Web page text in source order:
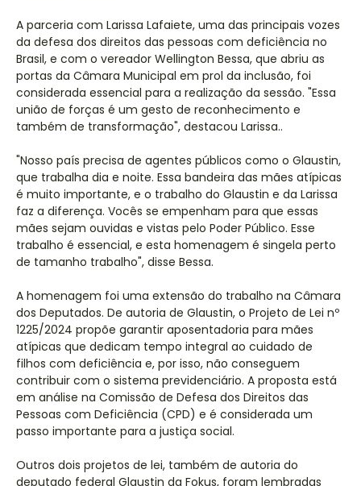
A parceria com Larissa Lafaiete, uma das principais vozes
da defesa dos direitos das pessoas com deficiência no
Brasil, e com o vereador Wellington Bessa, que abriu as
portas da Câmara Municipal em prol da inclusão, foi
considerada essencial para a realização da sessão. "Essa
união de forças é um gesto de reconhecimento e
também de transformação", destacou Larissa..
"Nosso país precisa de agentes públicos como o Glaustin,
que trabalha dia e noite. Essa bandeira das mães atípicas
é muito importante, e o trabalho do Glaustin e da Larissa
faz a diferença. Vocês se empenham para que essas
mães sejam ouvidas e vistas pelo Poder Público. Esse
trabalho é essencial, e esta homenagem é singela perto
de tamanho trabalho", disse Bessa.
A homenagem foi uma extensão do trabalho na Câmara
dos Deputados. De autoria de Glaustin, o Projeto de Lei nº
1225/2024 propõe garantir aposentadoria para mães
atípicas que dedicam tempo integral ao cuidado de
filhos com deficiência e, por isso, não conseguem
contribuir com o sistema previdenciário. A proposta está
em análise na Comissão de Defesa dos Direitos das
Pessoas com Deficiência (CPD) e é considerada um
passo importante para a justiça social.
Outros dois projetos de lei, também de autoria do
deputado federal Glaustin da Fokus, foram lembradas